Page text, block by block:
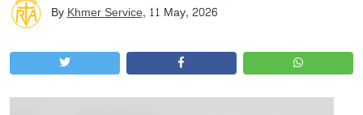
ByKhmer Service, 11 May, 2026